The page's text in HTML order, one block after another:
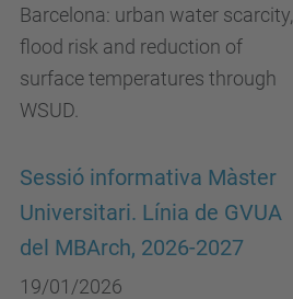
Barcelona: urban water scarcity,
flood risk and reduction of
surface temperatures through
WSUD.
Sessió informativa Màster
Universitari. Línia de GVUA
del MBArch, 2026-2027
19/01/2026